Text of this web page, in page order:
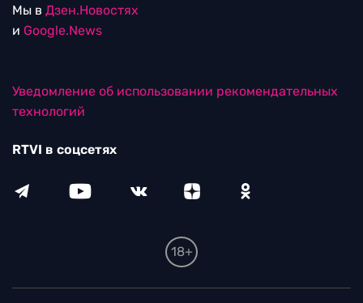
Мы в Дзен.Новостях
и Google.News
Уведомление об использовании рекомендательных
технологий
RTVI в соцсетях
18+